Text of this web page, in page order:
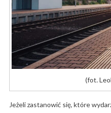
(fot.
Jeżeli zastanowić się, które